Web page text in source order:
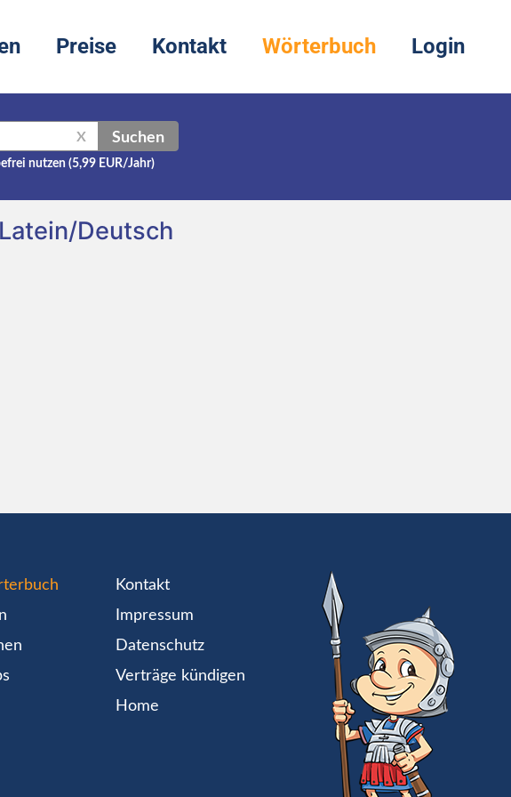
Preise Kontakt Wörterbuch Login
X Suchen
nutzen (5,99 EUR/Jahr)
Deutsch
Kontakt
Impressum
Datenschutz
Verträge kündigen
Home